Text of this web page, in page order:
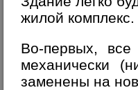
жилой комплекс.
Во-первых,
механически
заменены на